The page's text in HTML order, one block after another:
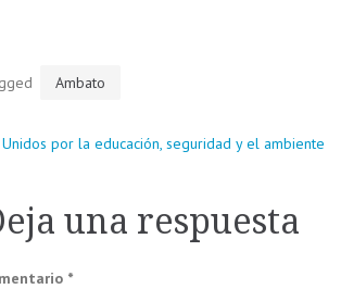
Ambato
entradas
Unidos por la educación, seguridad y el ambiente
una respuesta
*